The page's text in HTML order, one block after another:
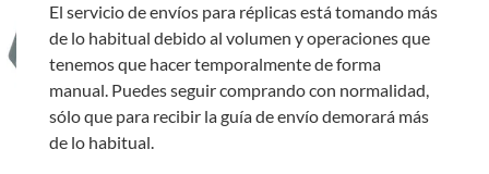
El servicio de envíos para réplicas está tomando más
de lo habitual debido al volumen y operaciones que
tenemos que hacer temporalmente de forma
manual. Puedes seguir comprando con normalidad,
sólo que para recibir la guía de envío demorará más
de lo habitual.
Minigun PMG-5 de